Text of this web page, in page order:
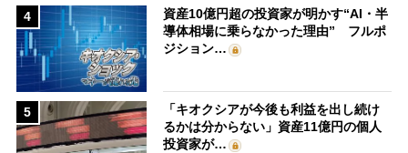
4
資産10億円超の投資家が明かす“AI・半
導体相場に乗らなかった理由” フルポ
ジション…
5
「キオクシアが今後も利益を出し続け
るかは分からない」資産11億円の個人
投資家が…